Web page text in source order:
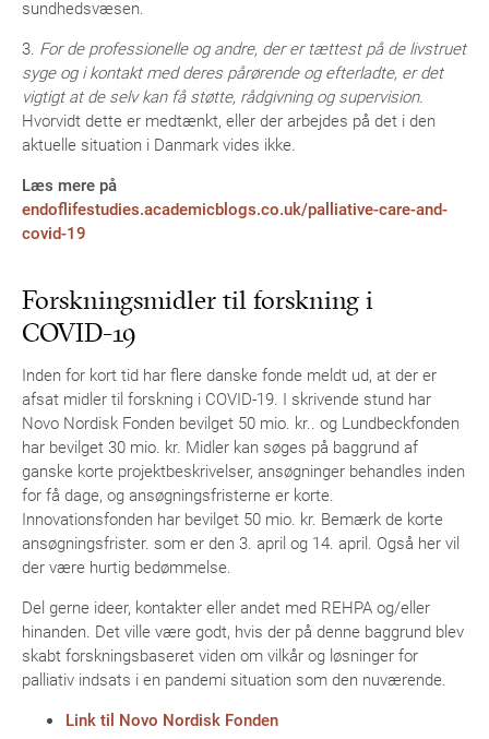
sundhedsvæsen.
3. For de professionelle og andre, der er tættest på de livstruet
syge og i kontakt med deres pårørende og efterladte, er det
vigtigt at de selv kan få støtte, rådgivning og supervision.
Hvorvidt dette er medtænkt, eller der arbejdes på det i den
aktuelle situation i Danmark vides ikke.
Læs mere på
endoflifestudies.academicblogs.co.uk/palliative-care-and-
covid-19
Forskningsmidler til forskning i
COVID-19
Inden for kort tid har flere danske fonde meldt ud, at der er
afsat midler til forskning i COVID-19. I skrivende stund har
Novo Nordisk Fonden bevilget 50 mio. kr.. og Lundbeckfonden
har bevilget 30 mio. kr. Midler kan søges på baggrund af
ganske korte projektbeskrivelser, ansøgninger behandles inden
for få dage, og ansøgningsfristerne er korte.
Innovationsfonden har bevilget 50 mio. kr. Bemærk de korte
ansøgningsfrister. som er den 3. april og 14. april. Også her vil
der være hurtig bedømmelse.
Del gerne ideer, kontakter eller andet med REHPA og/eller
hinanden. Det ville være godt, hvis der på denne baggrund blev
skabt forskningsbaseret viden om vilkår og løsninger for
palliativ indsats i en pandemi situation som den nuværende.
Link til Novo Nordisk Fonden